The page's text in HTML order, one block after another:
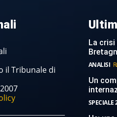
il Tribunale di
La crisi
ANALISI
Un